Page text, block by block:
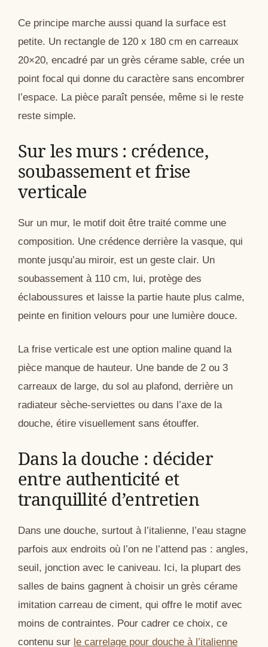
Ce principe marche aussi quand la surface est
petite. Un rectangle de 120 x 180 cm en carreaux
20×20, encadré par un grès cérame sable, crée un
point focal qui donne du caractère sans encombrer
l’espace. La pièce paraît pensée, même si le reste
reste simple.
Sur les murs : crédence,
soubassement et frise
verticale
Sur un mur, le motif doit être traité comme une
composition. Une crédence derrière la vasque, qui
monte jusqu’au miroir, est un geste clair. Un
soubassement à 110 cm, lui, protège des
éclaboussures et laisse la partie haute plus calme,
peinte en finition velours pour une lumière douce.
La frise verticale est une option maline quand la
pièce manque de hauteur. Une bande de 2 ou 3
carreaux de large, du sol au plafond, derrière un
radiateur sèche-serviettes ou dans l’axe de la
douche, étire visuellement sans étouffer.
Dans la douche : décider
entre authenticité et
tranquillité d’entretien
Dans une douche, surtout à l’italienne, l’eau stagne
parfois aux endroits où l’on ne l’attend pas : angles,
seuil, jonction avec le caniveau. Ici, la plupart des
salles de bains gagnent à choisir un grès cérame
imitation carreau de ciment, qui offre le motif avec
moins de contraintes. Pour cadrer ce choix, ce
contenu sur le carrelage pour douche à l’italienne